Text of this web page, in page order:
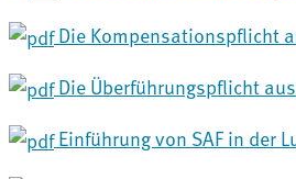
Die Kompensationspflicht
Die Überführungspflicht
Einführung von SAF in der